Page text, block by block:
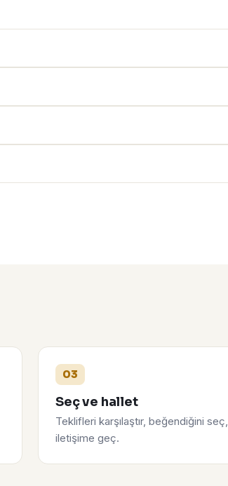
03
Seç ve hallet
Teklifleri karşılaştır, beğendiğini seç,
iletişime geç.